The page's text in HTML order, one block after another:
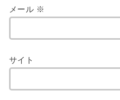
メール ※
サイト